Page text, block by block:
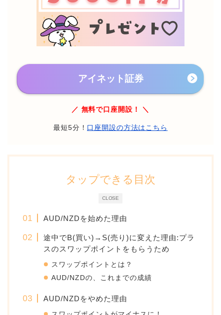
アイネット証券
／ 無料で口座開設！ ＼
最短5分！ 口座開設の方法はこちら
CLOSE
タップできる目次
AUD/NZDを始めた理由
途中でB(買い)→S(売り)に変えた理由:プラ
スのスワップポイントをもらうため
スワップポイントとは？
AUD/NZDの、これまでの成績
AUD/NZDをやめた理由